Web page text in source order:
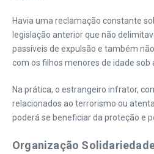
Havia uma reclamação constante
legislação anterior que não
passíveis de expulsão e também
com os filhos menores de idade
Na prática, o estrangeiro infrator,
relacionados ao terrorismo ou
poderá se beneficiar da proteção e
Organização